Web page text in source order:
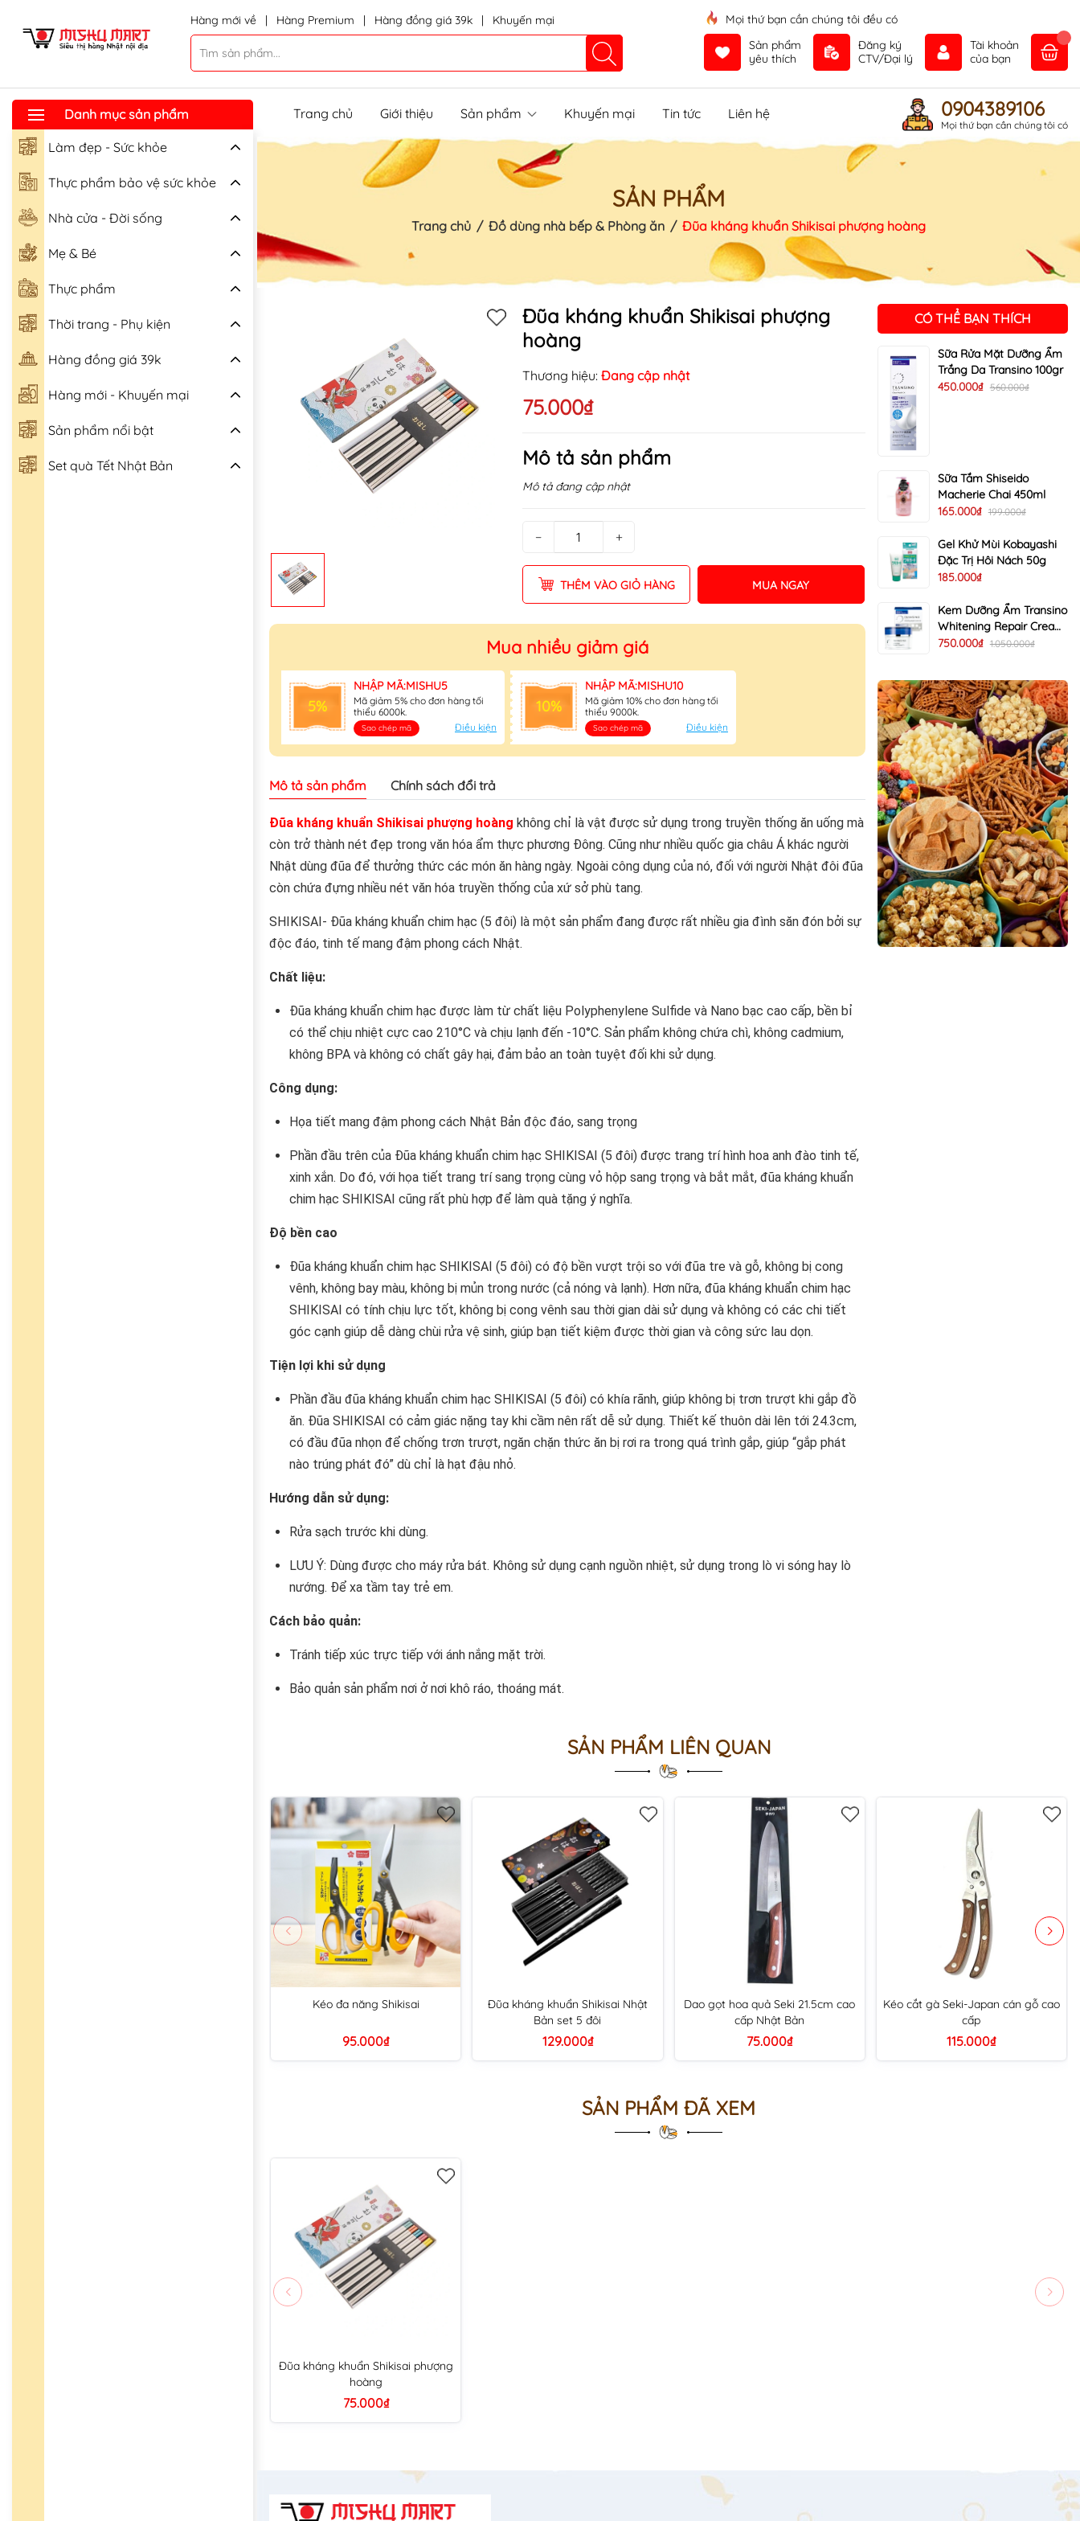
Hàng mới về | Hàng Premium | Hàng đồng giá 39k | Khuyến mại
Mọi thứ bạn cần chúng tôi đều có
Sản phẩm
yêu thích
Đăng ký
CTV/Đại lý
Tài khoản
của bạn
Danh mục sản phẩm
Làm đẹp - Sức khỏe
Thực phẩm bảo vệ sức khỏe
Nhà cửa - Đời sống
Mẹ & Bé
Thực phẩm
Thời trang - Phụ kiện
Hàng đồng giá 39k
Hàng mới - Khuyến mại
Sản phẩm nổi bật
Set quà Tết Nhật Bản
Trang chủ Giới thiệu Sản phẩm Khuyến mại Tin tức Liên hệ 0904389106
Mọi thứ bạn cần chúng tôi có
SẢN PHẨM
Trang chủ / Đồ dùng nhà bếp & Phòng ăn / Đũa kháng khuẩn Shikisai phượng hoàng
Đũa kháng khuẩn Shikisai phượng
hoàng
Thương hiệu: Đang cập nhật
75.000₫
Mô tả sản phẩm
Mô tả đang cập nhật
− +
THÊM VÀO GIỎ HÀNG MUA NGAY
Mua nhiều giảm giá
5%
NHẬP MÃ:MISHU5
Mã giảm 5% cho đơn hàng tối
thiểu 6000k.
Sao chép mã Điều kiện
10%
NHẬP MÃ:MISHU10
Mã giảm 10% cho đơn hàng tối
thiểu 9000k.
Sao chép mã Điều kiện
Điều kiện:
Mô tả sản phẩm Chính sách đổi trả
Đũa kháng khuẩn Shikisai phượng hoàng không chỉ là vật được sử dụng trong truyền thống ăn uống mà
còn trở thành nét đẹp trong văn hóa ẩm thực phương Đông. Cũng như nhiều quốc gia châu Á khác người
Nhật dùng đũa để thưởng thức các món ăn hàng ngày. Ngoài công dụng của nó, đối với người Nhật đôi đũa
còn chứa đựng nhiều nét văn hóa truyền thống của xứ sở phù tang.
SHIKISAI- Đũa kháng khuẩn chim hạc (5 đôi) là một sản phẩm đang được rất nhiều gia đình săn đón bởi sự
độc đáo, tinh tế mang đậm phong cách Nhật.
Chất liệu:
Đũa kháng khuẩn chim hạc được làm từ chất liệu Polyphenylene Sulfide và Nano bạc cao cấp, bền bỉ
có thể chịu nhiệt cực cao 210°C và chịu lạnh đến -10°C. Sản phẩm không chứa chì, không cadmium,
không BPA và không có chất gây hại, đảm bảo an toàn tuyệt đối khi sử dụng.
Công dụng:
Họa tiết mang đậm phong cách Nhật Bản độc đáo, sang trọng
Phần đầu trên của Đũa kháng khuẩn chim hạc SHIKISAI (5 đôi) được trang trí hình hoa anh đào tinh tế,
xinh xắn. Do đó, với họa tiết trang trí sang trọng cùng vỏ hộp sang trọng và bắt mắt, đũa kháng khuẩn
chim hạc SHIKISAI cũng rất phù hợp để làm quà tặng ý nghĩa.
Độ bền cao
Đũa kháng khuẩn chim hạc SHIKISAI (5 đôi) có độ bền vượt trội so với đũa tre và gỗ, không bị cong
vênh, không bay màu, không bị mủn trong nước (cả nóng và lạnh). Hơn nữa, đũa kháng khuẩn chim hạc
SHIKISAI có tính chịu lực tốt, không bị cong vênh sau thời gian dài sử dụng và không có các chi tiết
góc cạnh giúp dễ dàng chùi rửa vệ sinh, giúp bạn tiết kiệm được thời gian và công sức lau dọn.
Tiện lợi khi sử dụng
Phần đầu đũa kháng khuẩn chim hạc SHIKISAI (5 đôi) có khía rãnh, giúp không bị trơn trượt khi gắp đồ
ăn. Đũa SHIKISAI có cảm giác nặng tay khi cầm nên rất dễ sử dụng. Thiết kế thuôn dài lên tới 24.3cm,
có đầu đũa nhọn để chống trơn trượt, ngăn chặn thức ăn bị rơi ra trong quá trình gắp, giúp “gắp phát
nào trúng phát đó” dù chỉ là hạt đậu nhỏ.
Hướng dẫn sử dụng:
Rửa sạch trước khi dùng.
LƯU Ý: Dùng được cho máy rửa bát. Không sử dụng cạnh nguồn nhiệt, sử dụng trong lò vi sóng hay lò
nướng. Để xa tầm tay trẻ em.
Cách bảo quản:
Tránh tiếp xúc trực tiếp với ánh nắng mặt trời.
Bảo quản sản phẩm nơi ở nơi khô ráo, thoáng mát.
CÓ THỂ BẠN THÍCH
Sữa Rửa Mặt Dưỡng Ẩm
Trắng Da Transino 100gr
450.000₫ 560.000₫
Sữa Tắm Shiseido
Macherie Chai 450ml
165.000₫ 199.000₫
Gel Khử Mùi Kobayashi
Đặc Trị Hôi Nách 50g
185.000₫
Kem Dưỡng Ẩm Transino
Whitening Repair Cream
EX Trị Nám Trắng Da 35g
750.000₫ 1.050.000₫
SẢN PHẨM LIÊN QUAN
Kéo đa năng Shikisai
95.000₫
Đũa kháng khuẩn Shikisai Nhật
Bản set 5 đôi
129.000₫
Dao gọt hoa quả Seki 21.5cm cao
cấp Nhật Bản
75.000₫
Kéo cắt gà Seki-Japan cán gỗ cao
cấp
115.000₫
SẢN PHẨM ĐÃ XEM
Đũa kháng khuẩn Shikisai phượng
hoàng
75.000₫